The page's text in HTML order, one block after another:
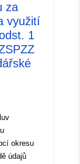
za
využití
1
okresu
údajů